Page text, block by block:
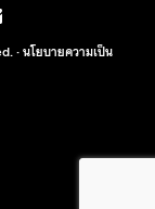
·นโยบายความเป็น